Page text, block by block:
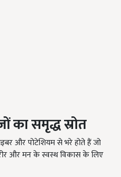
का समृद्ध स्रोत
और पोटेशियम से भरे होते हैं जो
और मन के स्वस्थ विकास के लिए